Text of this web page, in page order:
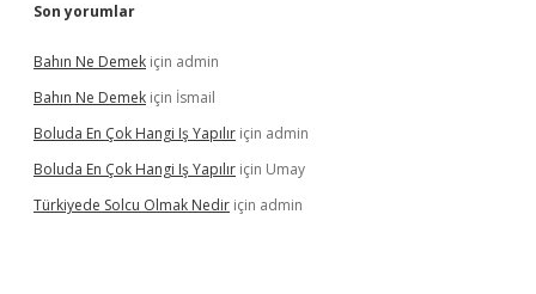
Son yorumlar
Bahın Ne Demek için admin
Bahın Ne Demek için İsmail
Boluda En Çok Hangi Iş Yapılır için admin
Boluda En Çok Hangi Iş Yapılır için Umay
Türkiyede Solcu Olmak Nedir için admin